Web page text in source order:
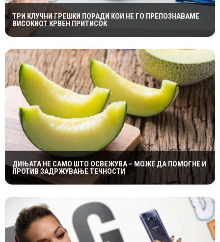
ТРИ КЛУЧНИ ГРЕШКИ ПОРАДИ КОИ НЕ ГО ПРЕПОЗНАВАМЕ
ВИСОКИОТ КРВЕН ПРИТИСОК
ДИЊАТА НЕ САМО ШТО ОСВЕЖУВА – МОЖЕ ДА ПОМОГНЕ И
ПРОТИВ ЗАДРЖУВАЊЕ ТЕЧНОСТИ